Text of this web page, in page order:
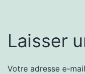
Laisser
Votre adresse e-